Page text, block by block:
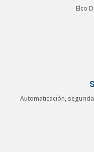
Elco
Automaticación,